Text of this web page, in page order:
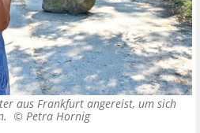
aus Frankfurt angereist, um sich
© Petra Hornig